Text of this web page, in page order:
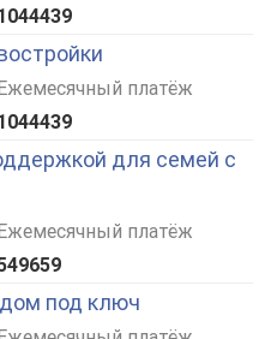
платёж
для семей с
платёж
под ключ